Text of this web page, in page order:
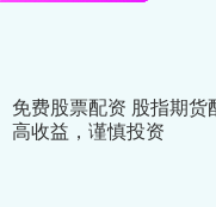
免费股票配资 股指期货
高收益，谨慎投资